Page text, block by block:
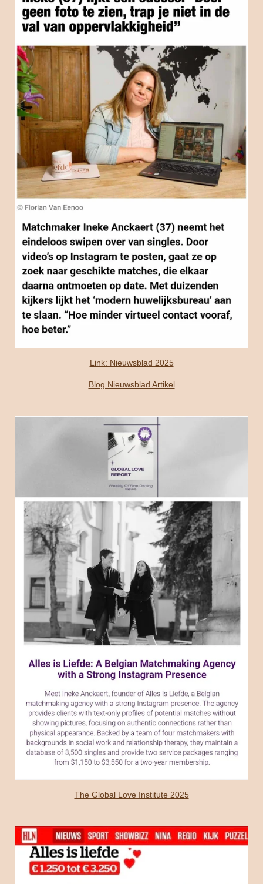
Link: Nieuwsblad 2025
Blog Nieuwsblad Artikel
The Global Love Institute 2025